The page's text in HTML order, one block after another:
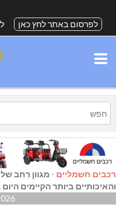
לפרסום באתר לחץ כאן
רכבים חשמליים - מגוון רחב
והאיכותיים ביותר הקיימים